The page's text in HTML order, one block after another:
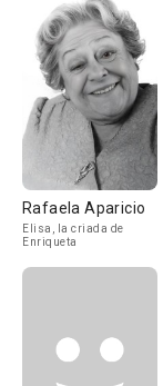
Rafaela Aparicio
Elisa, la criada de
Enriqueta